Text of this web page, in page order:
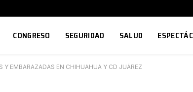
CONGRESO SEGURIDAD SALUD
EMBARAZADAS EN CHIHUAHUA Y CD JUÁREZ